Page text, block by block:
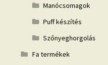
Manócsomagok
Puff készítés
Szőnyeghorgolás
Fa termékek